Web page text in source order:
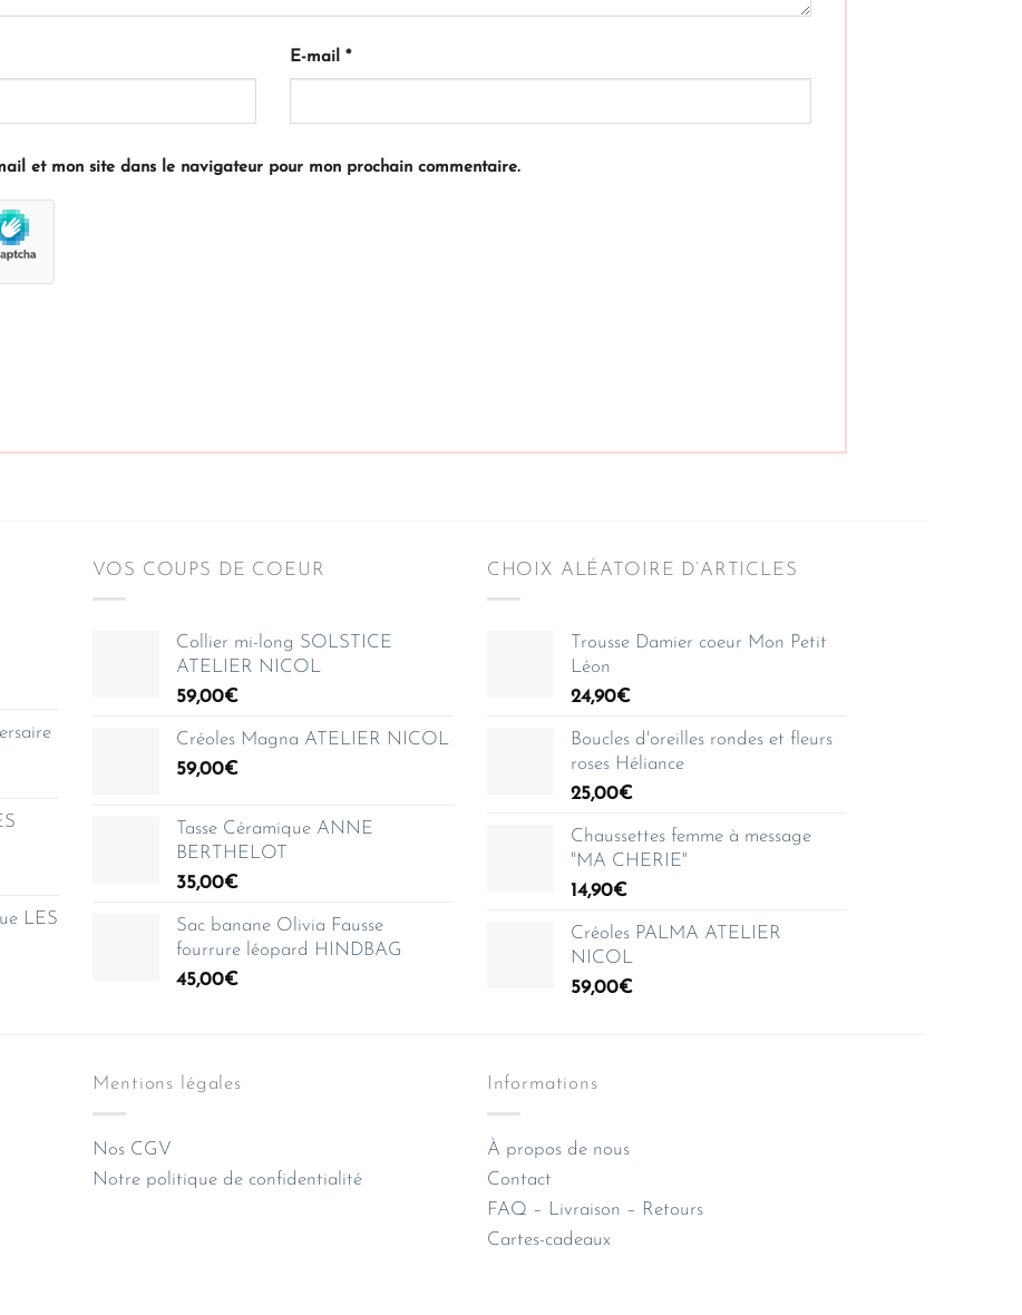
E-mail *
et mon site dans le navigateur pour mon prochain commentaire.
LES
VOS COUPS DE COEUR
Collier mi-long SOLSTICE
ATELIER NICOL
59,00€
Créoles Magna ATELIER NICOL
59,00€
Tasse Céramique ANNE
BERTHELOT
35,00€
Sac banane Olivia Fausse
fourrure léopard HINDBAG
45,00€
CHOIX ALÉATOIRE D’ARTICLES
Trousse Damier coeur Mon Petit
Léon
24,90€
Boucles d'oreilles rondes et fleurs
roses Héliance
25,00€
Chaussettes femme à message
"MA CHERIE"
14,90€
Créoles PALMA ATELIER
NICOL
59,00€
Mentions légales
Nos CGV
Notre politique de confidentialité
Informations
À propos de nous
Contact
FAQ – Livraison – Retours
Cartes-cadeaux